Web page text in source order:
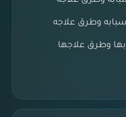
وطرق علاجه
وطرق علاجها